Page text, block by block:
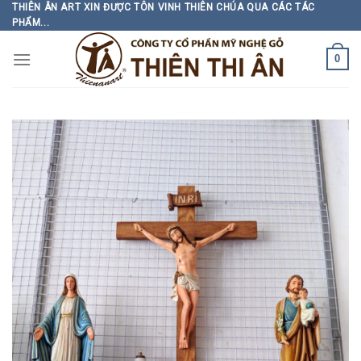
Skip
to
THIÊN ÂN ART XIN ĐƯỢC TÔN VINH THIÊN CHÚA QUA CÁC TÁC
PHẨM...
0